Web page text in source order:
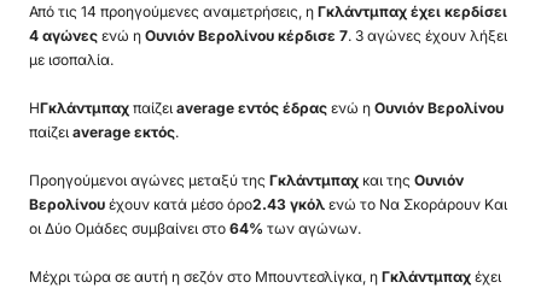
Από τις 14 προηγούμενες αναμετρήσεις, η Γκλάντμπαχ έχει κερδίσει
4 αγώνες ενώ η Ουνιόν Βερολίνου κέρδισε 7. 3 αγώνες έχουν λήξει
με ισοπαλία.
ΗΓκλάντμπαχ παίζει average εντός έδρας ενώ η Ουνιόν Βερολίνου
παίζει average εκτός.
Προηγούμενοι αγώνες μεταξύ της Γκλάντμπαχ και της Ουνιόν
Βερολίνου έχουν κατά μέσο όρο2.43 γκόλ ενώ το Να Σκοράρουν Και
οι Δύο Ομάδες συμβαίνει στο 64% των αγώνων.
Μέχρι τώρα σε αυτή η σεζόν στο Μπουντεσλίγκα, η Γκλάντμπαχ έχει